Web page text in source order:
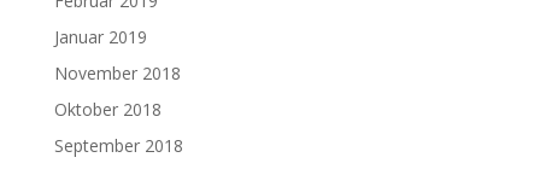
Januar 2019
November 2018
Oktober 2018
September 2018